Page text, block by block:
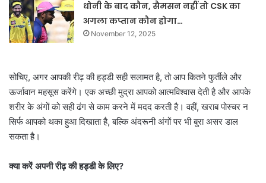
धोनी के बाद कौन, सैमसन नहीं तो CSK का
अगला कप्तान कौन होगा…
November 12, 2025
सोचिए, अगर आपकी रीढ़ की हड्डी सही सलामत है, तो आप कितने फुर्तीले और
ऊर्जावान महसूस करेंगे। एक अच्छी मुद्रा आपको आत्मविश्वास देती है और आपके
शरीर के अंगों को सही ढंग से काम करने में मदद करती है। वहीं, खराब पोस्चर न
सिर्फ आपको थका हुआ दिखाता है, बल्कि अंदरूनी अंगों पर भी बुरा असर डाल
सकता है।
क्या करें अपनी रीढ़ की हड्डी के लिए?